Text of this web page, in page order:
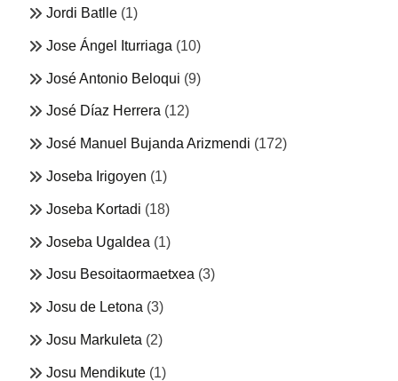
Jordi Batlle (1)
Jose Ángel Iturriaga (10)
José Antonio Beloqui (9)
José Díaz Herrera (12)
José Manuel Bujanda Arizmendi (172)
Joseba Irigoyen (1)
Joseba Kortadi (18)
Joseba Ugaldea (1)
Josu Besoitaormaetxea (3)
Josu de Letona (3)
Josu Markuleta (2)
Josu Mendikute (1)